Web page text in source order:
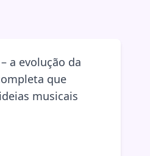
a evolução da
que
musicais